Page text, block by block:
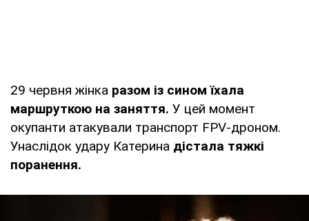
29 червня жінка разом із сином їхала
маршруткою на заняття. У цей момент
окупанти атакували транспорт FPV-дроном.
Унаслідок удару Катерина дістала тяжкі
поранення.